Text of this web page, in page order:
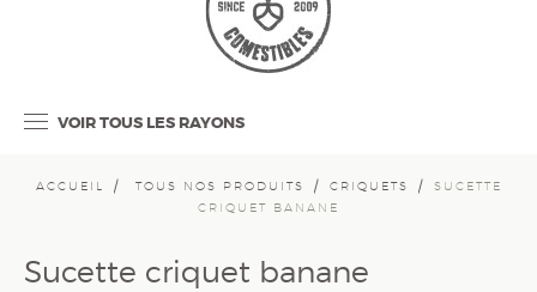
VOIR TOUS LES RAYONS
ACCUEIL TOUS NOS PRODUITS CRIQUETS
SUCETTE
CRIQUET BANANE
Sucette criquet banane